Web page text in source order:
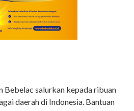
Bebelac salurkan kepada ribuan
daerah di Indonesia. Bantuan